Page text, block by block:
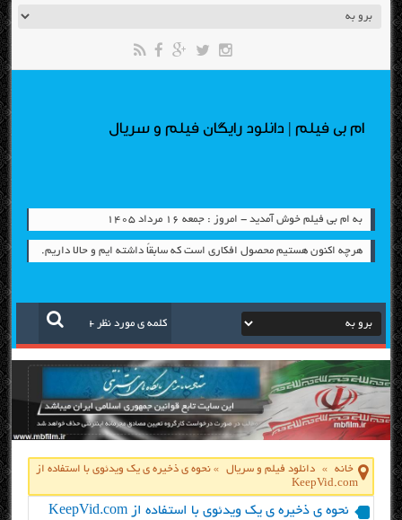
ام بی فیلم | دانلود رایگان فیلم و سریال
به ام بی فیلم خوش آمدید - امروز : جمعه ۱۶ مرداد ۱۴۰۵
هرچه اکنون هستیم محصول افکاری است که سابقاً داشته ایم و حالا داریم.
خانه » دانلود فیلم و سریال »نحوه ی ذخیره ی یک ویدئوی با استفاده از
KeepVid.com
نحوه ی ذخیره ی یک ویدئوی با استفاده از KeepVid.com